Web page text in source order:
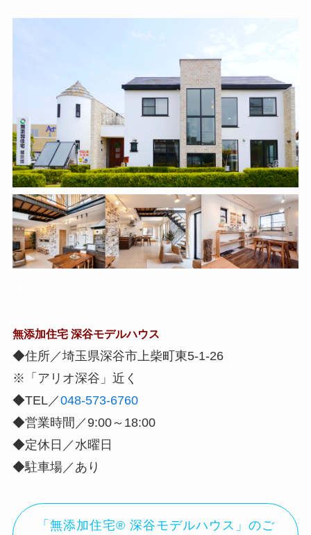
無添加住宅 深谷モデルハウス
◆住所／埼玉県深谷市上柴町東5-1-26
※「アリオ深谷」近く
◆TEL／048-573-6760
◆営業時間／9:00～18:00
◆定休日／水曜日
◆駐車場／あり
「無添加住宅® 深谷モデルハウス」のご